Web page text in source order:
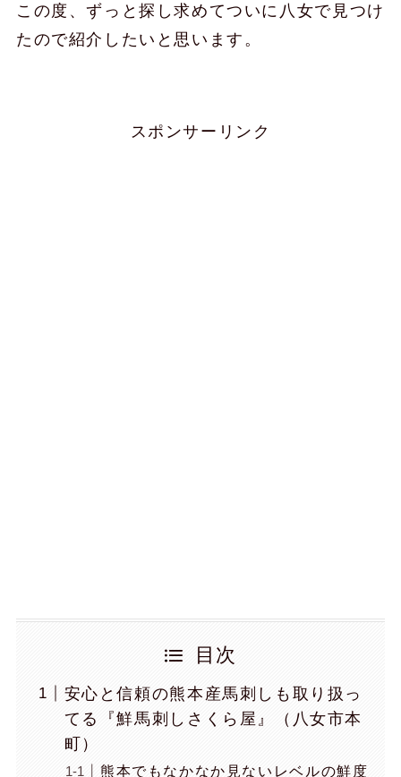
この度、ずっと探し求めてついに八女で見つけ
たので紹介したいと思います。
スポンサーリンク
目次
安心と信頼の熊本産馬刺しも取り扱っ
てる『鮮馬刺しさくら屋』（八女市本
町）
熊本でもなかなか見ないレベルの鮮度